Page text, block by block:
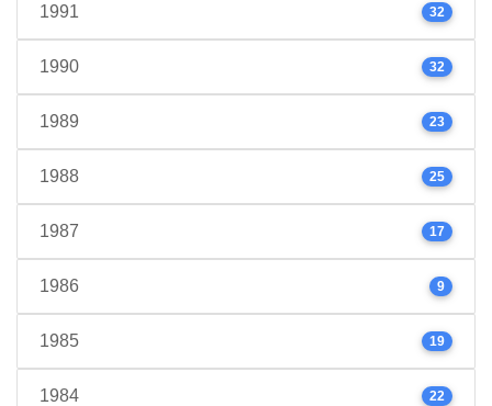
1991 32
1990 32
1989 23
1988 25
1987 17
1986 9
1985 19
1984 22